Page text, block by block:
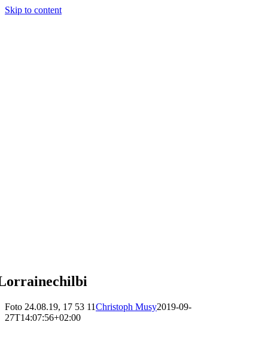
Skip to content
Foto 24.08.19, 17 53 11Christoph Musy2019-09-
27T14:07:56+02:00